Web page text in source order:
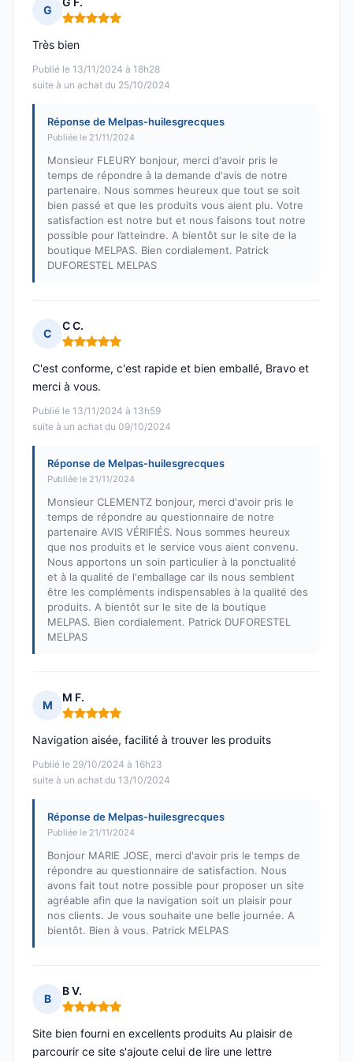
G
Note : 5 sur 5
Publié le 13/11/2024 à 18h28
suite à un achat du 25/10/2024
Très bien
Réponse de Melpas-huilesgrecques
Publiée le 21/11/2024
Monsieur FLEURY bonjour, merci d'avoir pris le
temps de répondre à la demande d'avis de notre
partenaire. Nous sommes heureux que tout se soit
bien passé et que les produits vous aient plu. Votre
satisfaction est notre but et nous faisons tout notre
possible pour l’atteindre. A bientôt sur le site de la
boutique MELPAS. Bien cordialement. Patrick
DUFORESTEL MELPAS
C
C C.
Note : 5 sur 5
Publié le 13/11/2024 à 13h59
suite à un achat du 09/10/2024
C'est conforme, c'est rapide et bien emballé, Bravo et
merci à vous.
Réponse de Melpas-huilesgrecques
Publiée le 21/11/2024
Monsieur CLEMENTZ bonjour, merci d'avoir pris le
temps de répondre au questionnaire de notre
partenaire AVIS VÉRIFIÉS. Nous sommes heureux
que nos produits et le service vous aient convenu.
Nous apportons un soin particulier à la ponctualité
et à la qualité de l'emballage car ils nous semblent
être les compléments indispensables à la qualité des
produits. A bientôt sur le site de la boutique
MELPAS. Bien cordialement. Patrick DUFORESTEL
MELPAS
M
M F.
Note : 5 sur 5
Publié le 29/10/2024 à 16h23
suite à un achat du 13/10/2024
Navigation aisée, facilité à trouver les produits
Réponse de Melpas-huilesgrecques
Publiée le 21/11/2024
Bonjour MARIE JOSE, merci d'avoir pris le temps de
répondre au questionnaire de satisfaction. Nous
avons fait tout notre possible pour proposer un site
agréable afin que la navigation soit un plaisir pour
nos clients. Je vous souhaite une belle journée. A
bientôt. Bien à vous. Patrick MELPAS
B
B V.
Note : 5 sur 5
Site bien fourni en excellents produits Au plaisir de
parcourir ce site s'ajoute celui de lire une lettre